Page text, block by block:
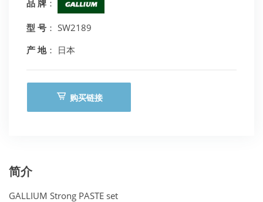
品 牌 ：
型 号 ： SW2189
产 地： 日本
购买链接
简介
GALLIUM Strong PASTE set